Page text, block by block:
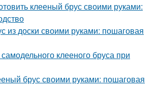
клееный брус своими руками:
из доски своими руками: пошаговая
клееного бруса при
брус своими руками: пошаговая